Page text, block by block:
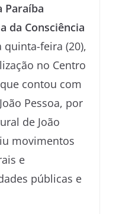
Paraíba
da Consciência
quinta-feira (20),
no Centro
contou com
Pessoa, por
de João
movimentos
e
públicas e